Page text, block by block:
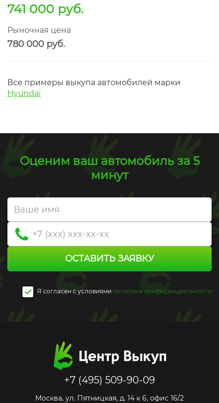
741 000 руб.
Рыночная цена
780 000 руб.
Все примеры выкупа автомобилей марки
Hyundai
Оценим ваш автомобиль за 5
минут
ОСТАВИТЬ ЗАЯВКУ
Я согласен c условиями политики конфиденциальности
+7 (495) 509-90-09
Москва, ул. Пятницкая, д. 14 к 6, офис 16/2